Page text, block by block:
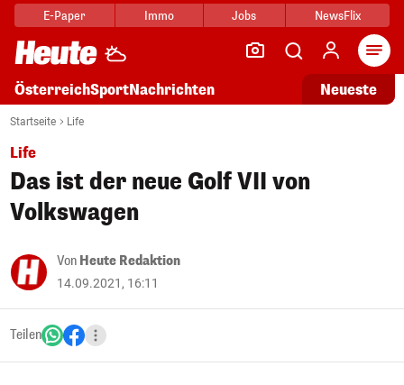
E-Paper Immo Jobs NewsFlix
ÖsterreichSportNachrichten Neueste
Startseite Life
Life
Das ist der neue Golf VII von
Volkswagen
Von Heute Redaktion
14.09.2021, 16:11
Teilen